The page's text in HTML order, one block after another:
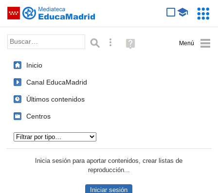
Saltar navegación
Palabra o frase: Búsqueda avanzada
Ayuda
(en
Inicio
Canal EducaMadrid
Últimos contenidos
Centros
Inicia sesión para aportar contenidos, crear listas de
reproducción...
Iniciar sesión